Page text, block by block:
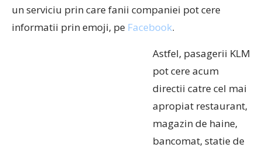
un serviciu prin care fanii companiei pot cere
informatii prin emoji, pe Facebook.
Astfel, pasagerii KLM
pot cere acum
directii catre cel mai
apropiat restaurant,
magazin de haine,
bancomat, statie de